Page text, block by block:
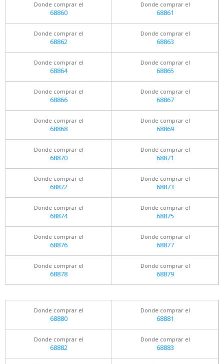
Donde comprar el
68860
Donde comprar el
68861
Donde comprar el
68862
Donde comprar el
68863
Donde comprar el
68864
Donde comprar el
68865
Donde comprar el
68866
Donde comprar el
68867
Donde comprar el
68868
Donde comprar el
68869
Donde comprar el
68870
Donde comprar el
68871
Donde comprar el
68872
Donde comprar el
68873
Donde comprar el
68874
Donde comprar el
68875
Donde comprar el
68876
Donde comprar el
68877
Donde comprar el
68878
Donde comprar el
68879
Donde comprar el
68880
Donde comprar el
68881
Donde comprar el
68882
Donde comprar el
68883